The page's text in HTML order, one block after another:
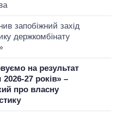
запобіжний захід
держкомбінату
на результат
27 років» –
про власну